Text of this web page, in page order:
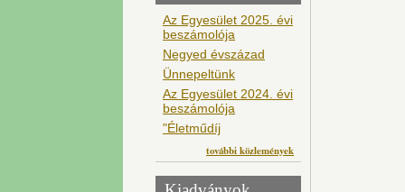
Az Egyesület 2025. évi
beszámolója
Negyed évszázad
Ünnepeltünk
Az Egyesület 2024. évi
beszámolója
"Életműdíj
további közlemények